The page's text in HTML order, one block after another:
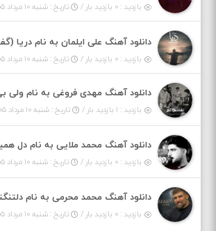
بازدید : ۰ بازدید بار / تاریخ : شنبه ۱۰ مرداد ۱۴۰۵
بازدید : ۰ بازدید بار / تاریخ : شنبه ۱۰ مرداد ۱۴۰۵
بازدید : ۱ بازدید بار / تاریخ : شنبه ۱۰ مرداد ۱۴۰۵
بازدید : ۰ بازدید بار / تاریخ : شنبه ۱۰ مرداد ۱۴۰۵
بازدید : ۰ بازدید بار / تاریخ : شنبه ۱۰ مرداد ۱۴۰۵